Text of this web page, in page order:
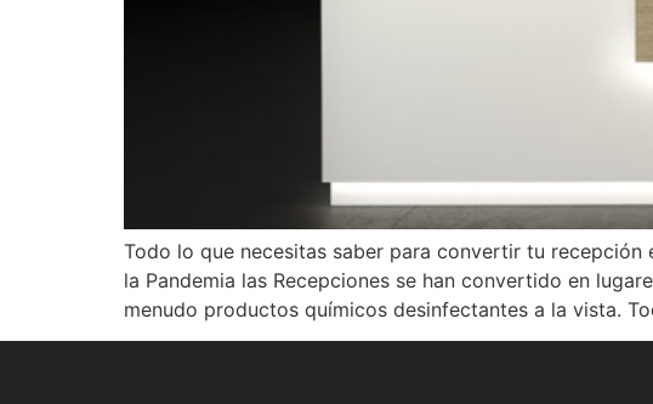
Todo lo que necesitas saber para convertir tu
la Pandemia las Recepciones se han convertido en
menudo productos químicos desinfectantes a la vista.